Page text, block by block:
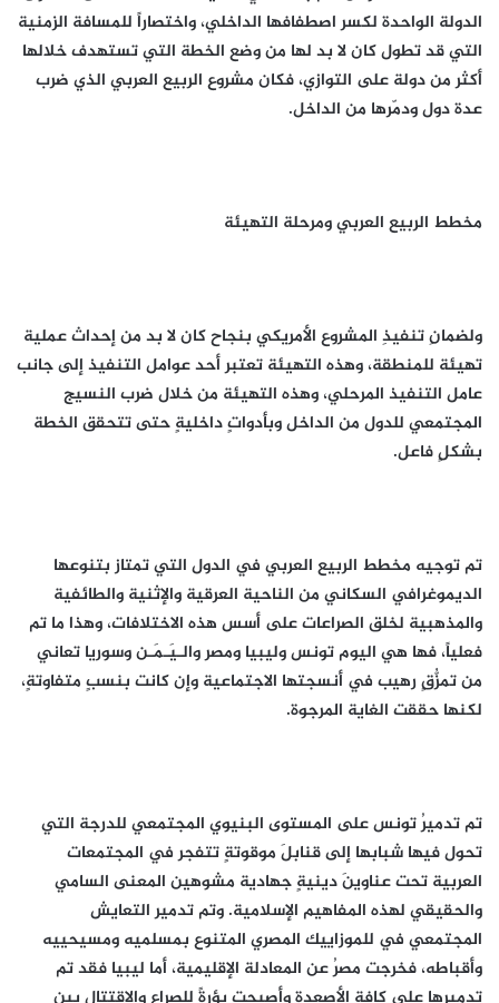
الدولة الواحدة لكسر اصطفافها الداخلي، واختصاراً للمسافة الزمنية
التي قد تطول كان لا بد لها من وضع الخطة التي تستهدف خلالها
أكثر من دولة على التوازي، فكان مشروع الربيع العربي الذي ضرب
عدة دول ودمّرها من الداخل.
مخطط الربيع العربي ومرحلة التهيئة
ولضمانِ تنفيذِ المشروع الأمريكي بنجاح كان لا بد من إحداث عملية
تهيئة للمنطقة، وهذه التهيئة تعتبر أحد عوامل التنفيذ إلى جانب
عامل التنفيذ المرحلي، وهذه التهيئة من خلال ضرب النسيج
المجتمعي للدول من الداخل وبأدواتٍ داخليةٍ حتى تتحقق الخطة
بشكلٍ فاعل.
تم توجيه مخطط الربيع العربي في الدول التي تمتاز بتنوعها
الديموغرافي السكاني من الناحية العرقية والإثنية والطائفية
والمذهبية لخلق الصراعات على أسس هذه الاختلافات، وهذا ما تم
فعلياً، فها هي اليوم تونس وليبيا ومصر والـيَـمَـن وسوريا تعاني
من تمزُّقٍ رهيب في أنسجتها الاجتماعية وإن كانت بنسبٍ متفاوتةٍ،
لكنها حققت الغاية المرجوة.
تم تدميرُ تونس على المستوى البنيوي المجتمعي للدرجة التي
تحول فيها شبابها إلى قنابلَ موقوتةٍ تتفجر في المجتمعات
العربية تحت عناوينَ دينيةٍ جهادية مشوهين المعنى السامي
والحقيقي لهذه المفاهيم الإسلامية. وتم تدمير التعايش
المجتمعي في للموزاييك المصري المتنوع بمسلميه ومسيحييه
وأقباطه، فخرجت مصرُ عن المعادلة الإقليمية، أما ليبيا فقد تم